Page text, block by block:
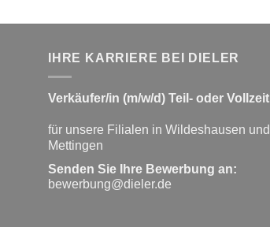
IHRE KARRIERE BEI DIELER
Verkäufer/in (m/w/d) Teil- oder Vollzeit
für unsere Filialen in Wildeshausen und
Mettingen
Senden Sie Ihre Bewerbung an:
bewerbung@dieler.de